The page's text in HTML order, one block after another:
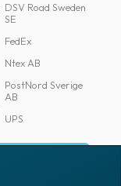
DSV Road Sweden
SE
FedEx
Ntex AB
PostNord Sverige
AB
UPS